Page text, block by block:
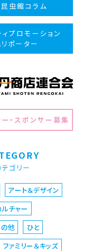
虫館コラム
プロモーション
ポーター
・スポンサー募集
テゴリー
アート＆デザイン
ルチャー
他
ひと
ファミリー＆キッズ